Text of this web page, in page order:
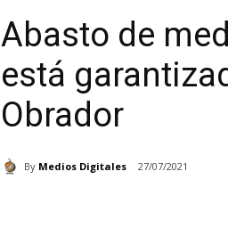
Abasto de
está
Obrador
By Medios Digitales 27/07/2021